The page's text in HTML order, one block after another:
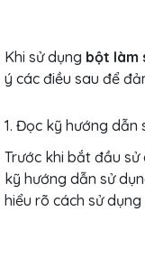
Khi sử dụng bột làm
ý các điều sau để
1. Đọc kỹ hướng dẫn
Trước khi bắt đầu
kỹ hướng dẫn sử
hiểu rõ cách sử